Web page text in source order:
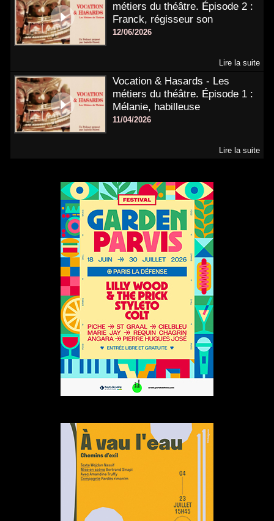
métiers du théâtre. Épisode 2 :
Franck, régisseur son
12/06/2026
Lire la suite
Vocation & Hasards - Les
métiers du théâtre. Épisode 1 :
Mélanie, habilleuse
11/04/2026
Lire la suite